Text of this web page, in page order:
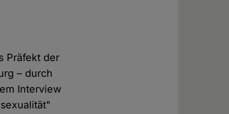
Präfekt der
– durch
Interview